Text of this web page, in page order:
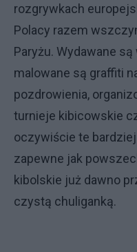
rozgrywkach
Polacy razem
Paryżu. Wydawane
malowane są graffiti
pozdrowienia,
turnieje kibicowskie
oczywiście te
zapewne jak
kibolskie już dawno
czystą chuliganką.